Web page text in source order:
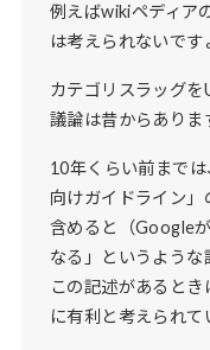
例えばwikiペディア
は考えられないです
カテゴリスラッグを
議論は昔からありま
10年くらい前まで
向けガイドライン」
含めると（Google
なる」というような
この記述があると
に有利と考えられて